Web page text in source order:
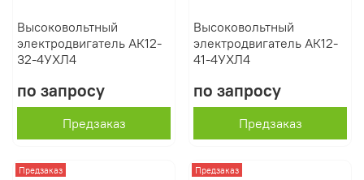
Высоковольтный
электродвигатель АК12-
32-4УХЛ4
по запросу
Предзаказ
Высоковольтный
электродвигатель АК12-
41-4УХЛ4
по запросу
Предзаказ
Предзаказ Предзаказ